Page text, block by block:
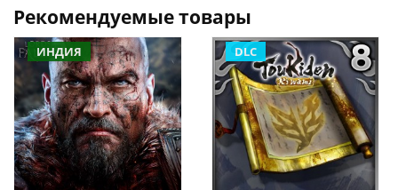
Рекомендуемые товары
ИНДИЯ DLC